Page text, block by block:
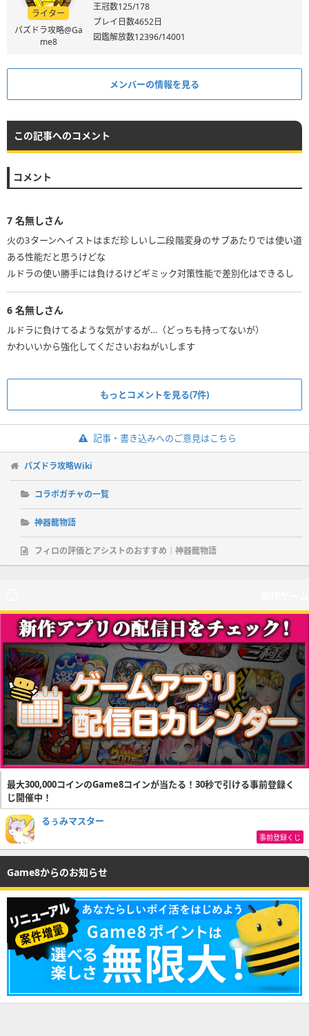
ライター
パズドラ攻略@Ga
me8
王冠数125/178
プレイ日数4652日
図鑑解放数12396/14001
メンバーの情報を見る
この記事へのコメント
コメント
7 名無しさん
火の3ターンヘイストはまだ珍しいし二段階変身のサブあたりでは使い道
ある性能だと思うけどな
ルドラの使い勝手には負けるけどギミック対策性能で差別化はできるし
6 名無しさん
ルドラに負けてるような気がするが…（どっちも持ってないが）
かわいいから強化してくださいおねがいします
もっとコメントを見る(7件)
記事・書き込みへのご意見はこちら
パズドラ攻略Wiki
コラボガチャの一覧
神器龍物語
フィロの評価とアシストのおすすめ｜神器龍物語
最大300,000コインのGame8コインが当たる！30秒で引ける事前登録く
じ開催中！
るぅみマスター
事前登録くじ
Game8からのお知らせ